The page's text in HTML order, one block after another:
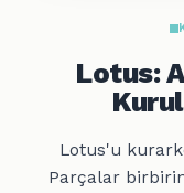
Lotus:
Lotus'u
Parçalar